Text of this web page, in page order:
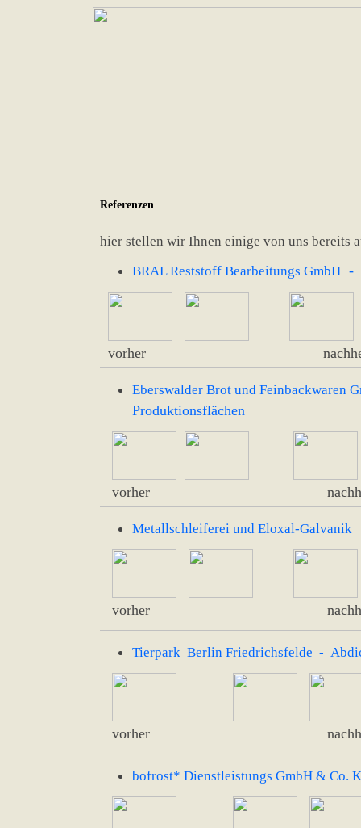
Referenzen
hier stellen wir Ihnen einige von uns bereits
BRAL Reststoff Bearbeitungs GmbH -
vorher
Eberswalder Brot und Feinbackwaren
Produktionsflächen
vorher
Metallschleiferei und Eloxal-Galvanik
vorher
Tierpark Berlin Friedrichsfelde -
vorher
bofrost* Dienstleistungs GmbH & Co.